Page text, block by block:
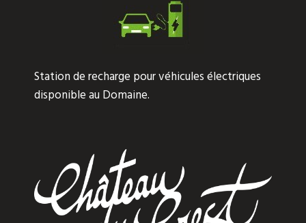
Station de recharge pour véhicules électriques
disponible au Domaine.